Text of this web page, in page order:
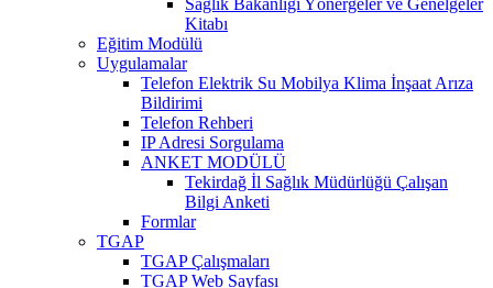
Kitabı
Eğitim Modülü
Uygulamalar
Telefon Elektrik Su Mobilya Klima İnşaat Arıza
Bildirimi
Telefon Rehberi
IP Adresi Sorgulama
ANKET MODÜLÜ
Tekirdağ İl Sağlık Müdürlüğü Çalışan
Bilgi Anketi
Formlar
TGAP
TGAP Çalışmaları
TGAP Web Sayfası